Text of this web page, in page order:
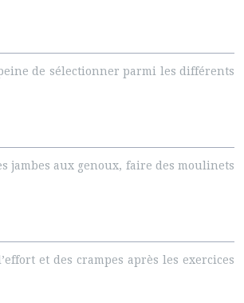
de sélectionner parmi les différents
jambes aux genoux, faire des moulinets
et des crampes après les exercices